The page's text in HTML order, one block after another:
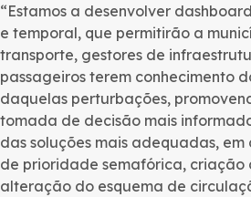
“Estamos a desenvolver
e temporal, que permitirão a
transporte, gestores de
passageiros terem conhecimento
daquelas perturbações,
tomada de decisão mais
das soluções mais adequadas, em
de prioridade semafórica, criação
alteração do esquema de